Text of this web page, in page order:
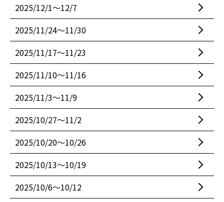
2025/12/1〜12/7
2025/11/24〜11/30
2025/11/17〜11/23
2025/11/10〜11/16
2025/11/3〜11/9
2025/10/27〜11/2
2025/10/20〜10/26
2025/10/13〜10/19
2025/10/6〜10/12